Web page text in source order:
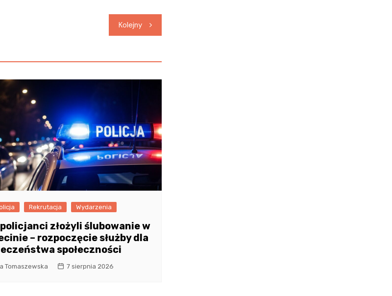
Kolejny
Rekrutacja Wydarzenia
złożyli ślubowanie w
– rozpoczęcie służby dla
społeczności
Tomaszewska 7 sierpnia 2026